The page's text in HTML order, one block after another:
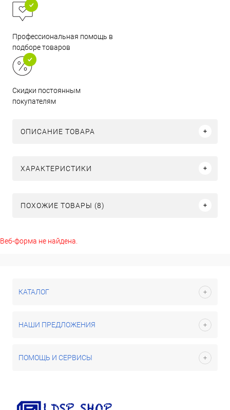
Профессиональная помощь в
подборе товаров
Скидки постоянным
покупателям
ОПИСАНИЕ ТОВАРА
ХАРАКТЕРИСТИКИ
ПОХОЖИЕ ТОВАРЫ (8)
Веб-форма не найдена.
КАТАЛОГ
НАШИ ПРЕДЛОЖЕНИЯ
ПОМОЩЬ И СЕРВИСЫ